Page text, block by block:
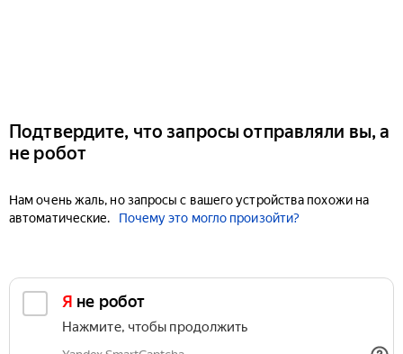
Подтвердите, что запросы отправляли вы, а
не робот
Нам очень жаль, но запросы с вашего устройства похожи на
автоматические.
Почему это могло произойти?
Я не робот
Нажмите, чтобы продолжить